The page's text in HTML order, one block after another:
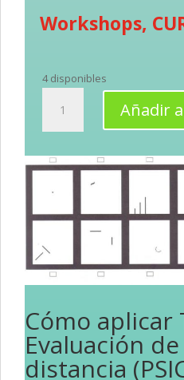
Workshops,
4 disponibles
aplicar
Técnicas
Evaluación
de
a
distancia
(PSICOTÉCNICOS
ONLINE)
Añadir
Cómo aplicar
Evaluación
distancia